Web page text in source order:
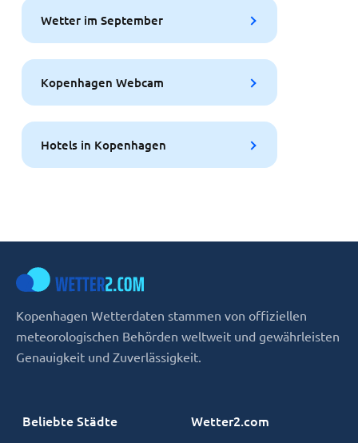
Wetter im September
Kopenhagen Webcam
Hotels in Kopenhagen
Kopenhagen Wetterdaten stammen von offiziellen
meteorologischen Behörden weltweit und gewährleisten
Genauigkeit und Zuverlässigkeit.
Beliebte Städte Wetter2.com